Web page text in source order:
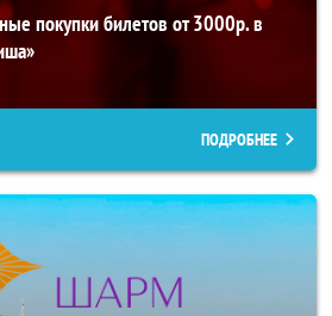
покупки билетов от 3000р. в
ПОДРОБНЕЕ